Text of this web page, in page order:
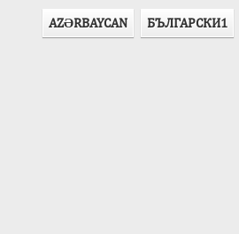
AZӘRBAYCAN БЪЛГАРСКИ1